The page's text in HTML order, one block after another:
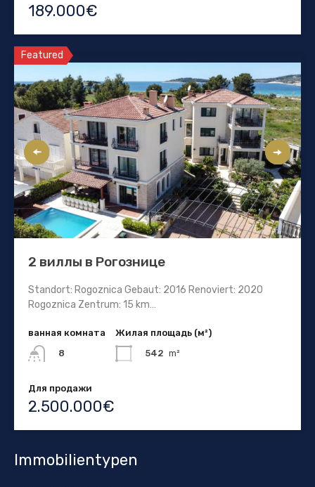
189.000€
Featured
2 виллы в Рогознице
Standort: Rogoznica Gebaut: 2016 Renoviert: 2020
Rogoznica Zentrum: 15 km…
ванная комната
8
Жилая площадь (м²)
542 m²
Для продажи
2.500.000€
Immobilientypen